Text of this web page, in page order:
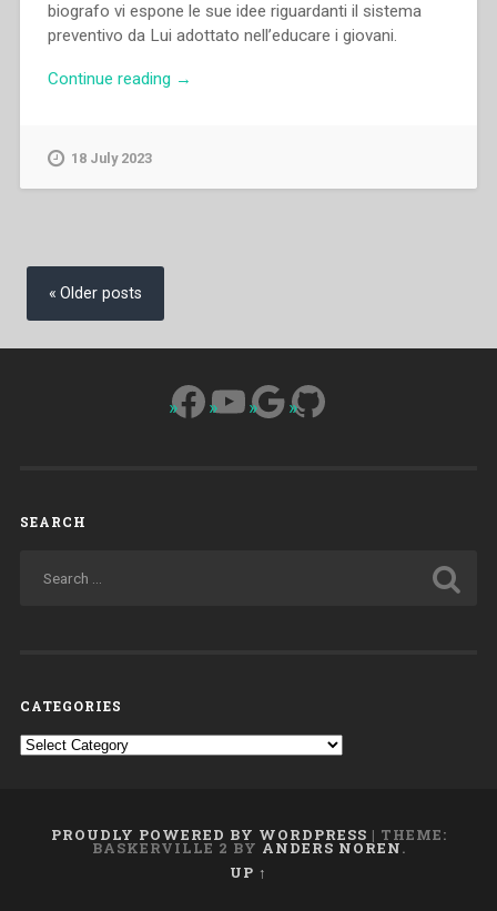
biografo vi espone le sue idee riguardanti il sistema
preventivo da Lui adottato nell’educare i giovani.
Continue reading “Giovanni
→
18 July 2023
Posts
navigation
Older posts
Facebook
YouTube
Google
GitHub
SEARCH
CATEGORIES
Categories
PROUDLY POWERED BY WORDPRESS | THEME:
BASKERVILLE 2 BY ANDERS NOREN.
UP ↑